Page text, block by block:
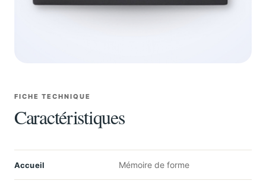
FICHE TECHNIQUE
Caractéristiques
Accueil Mémoire de forme